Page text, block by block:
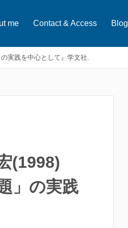
me Contact & Access Blog
実践を中心として』学文社.
(1998)
」の実践